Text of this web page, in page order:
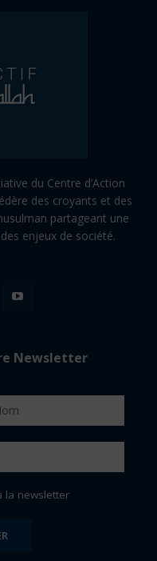
du Centre d’Action
des croyants et des
partageant une
enjeux de société.
Newsletter
la newsletter